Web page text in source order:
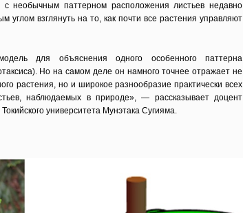
необычным паттерном расположения листьев недавно
углом взглянуть на то, как почти все растения управляют
для объяснения одного особенного паттерна
Но на самом деле он намного точнее отражает не
растения, но и широкое разнообразие практически всех
наблюдаемых в природе», — рассказывает доцент
университета Мунэтака Сугияма.